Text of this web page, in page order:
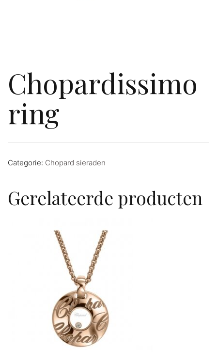
Chopardissimo
ring
Categorie: Chopard sieraden
Gerelateerde producten